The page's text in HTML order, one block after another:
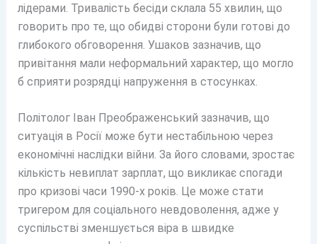
лідерами. Тривалість бесіди склала 55 хвилин, що
говорить про те, що обидві сторони були готові до
глибокого обговорення. Ушаков зазначив, що
привітання мали неформальний характер, що могло
б сприяти розрядці напруження в стосунках.
Політолог Іван Преображенський зазначив, що
ситуація в Росії може бути нестабільною через
економічні наслідки війни. За його словами, зростає
кількість невиплат зарплат, що викликає спогади
про кризові часи 1990-х років. Це може стати
тригером для соціального невдоволення, адже у
суспільстві зменшується віра в швидке